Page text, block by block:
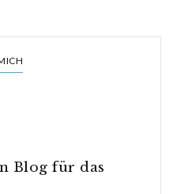
Blog für das